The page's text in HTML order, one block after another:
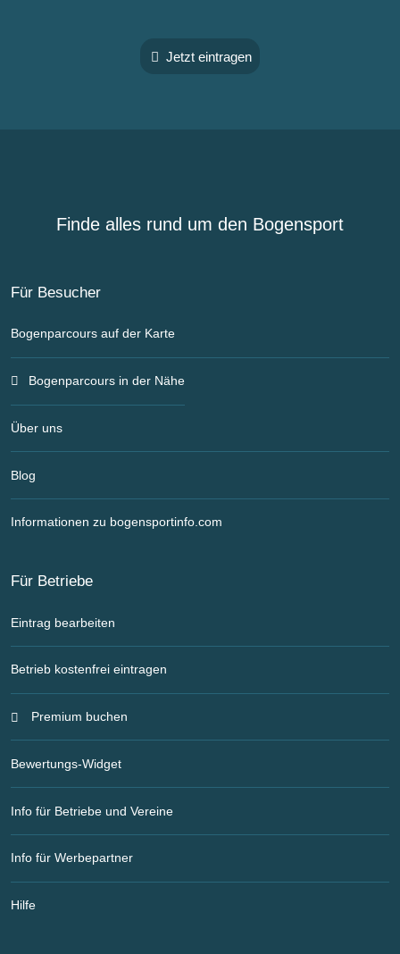
Jetzt eintragen
Finde alles rund um den Bogensport
Für Besucher
Bogenparcours auf der Karte
Bogenparcours in der Nähe
Über uns
Blog
Informationen zu bogensportinfo.com
Für Betriebe
Eintrag bearbeiten
Betrieb kostenfrei eintragen
Premium buchen
Bewertungs-Widget
Info für Betriebe und Vereine
Info für Werbepartner
Hilfe